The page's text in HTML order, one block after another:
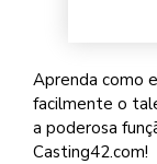
Aprenda como
facilmente o
a poderosa
Casting42.com!